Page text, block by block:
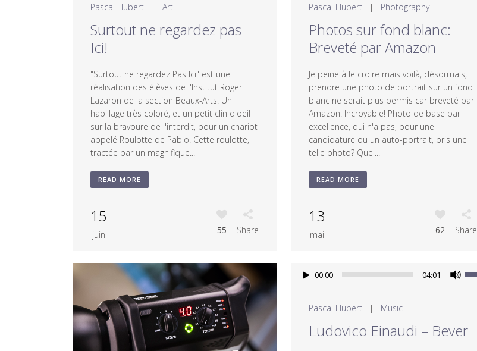
Pascal Hubert | Art
Surtout ne regardez pas
Ici!
"Surtout ne regardez Pas Ici" est une
réalisation des élèves de l'Institut Roger
Lazaron de la section Beaux-Arts. Un
habillage très coloré, et un petit clin d'oeil
sur la bravoure de l'interdit, pour un chariot
appelé Roulotte de Pablo. Cette roulotte,
tractée par un magnifique...
READ MORE
15
juin 55 Share
Pascal Hubert | Photography
Photos sur fond blanc:
Breveté par Amazon
Je peine à le croire mais voilà, désormais,
prendre une photo de portrait sur un fond
blanc ne serait plus permis car breveté par
Amazon. Incroyable! Photo de base par
excellence, qui n'a pas, pour une
candidature ou un auto-portrait, pris une
telle photo? Quel...
READ MORE
13
mai 62 Share
00:00 04:01
Pascal Hubert | Music
Ludovico Einaudi – Bever